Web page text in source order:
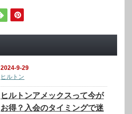
2024-9-29
ヒルトン
ヒルトンアメックスって今が
お得？入会のタイミングで迷